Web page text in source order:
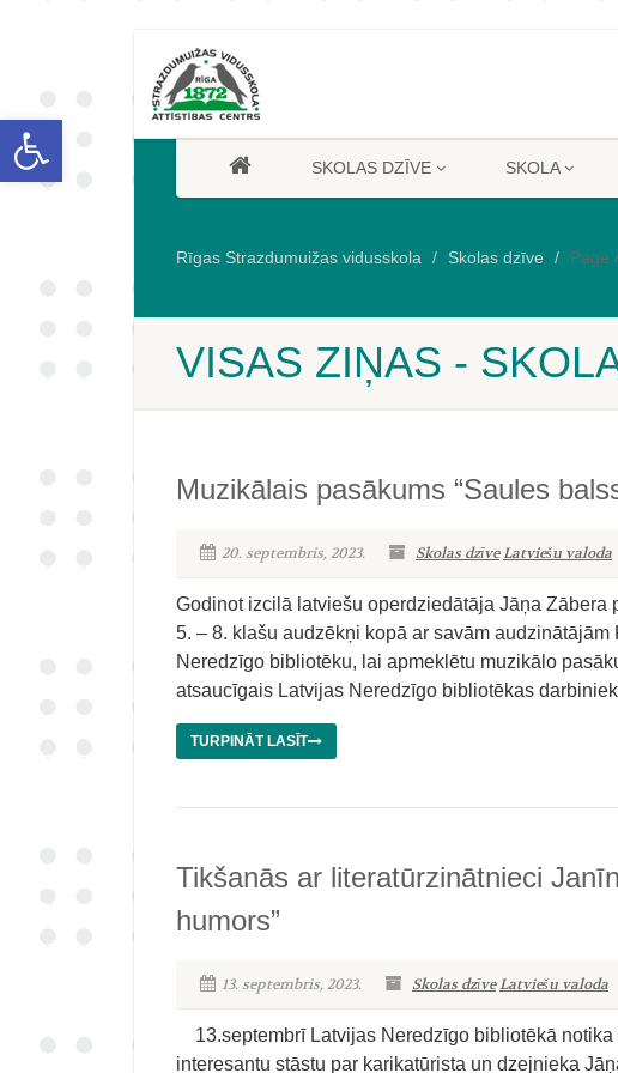
Open toolbar
SKOLAS DZĪVE SKOLA
Rīgas Strazdumuižas vidusskola Skolas dzīve Page
VISAS ZIŅAS -
Muzikālais pasākums “Saules
20. septembris, 2023. Skolas dzīveLatviešu valoda
Godinot izcilā latviešu operdziedātāja Jāņa
5. – 8. klašu audzēkņi kopā ar savām
Neredzīgo bibliotēku, lai apmeklētu muzikālo
atsaucīgais Latvijas Neredzīgo bibliotēkas
TURPINĀT LASĪT
Tikšanās ar literatūrzinātnieci
humors”
13. septembris, 2023. Skolas dzīveLatviešu valoda
13.septembrī Latvijas Neredzīgo bibliotēkā
interesantu stāstu par karikatūrista un dzejnieka